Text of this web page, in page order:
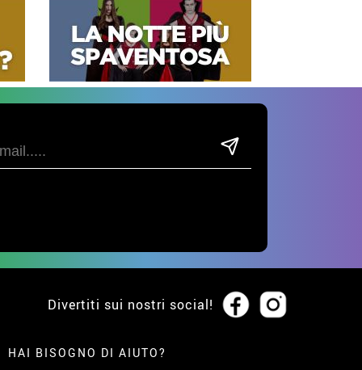
Divertiti sui nostri social!
HAI BISOGNO DI AIUTO?